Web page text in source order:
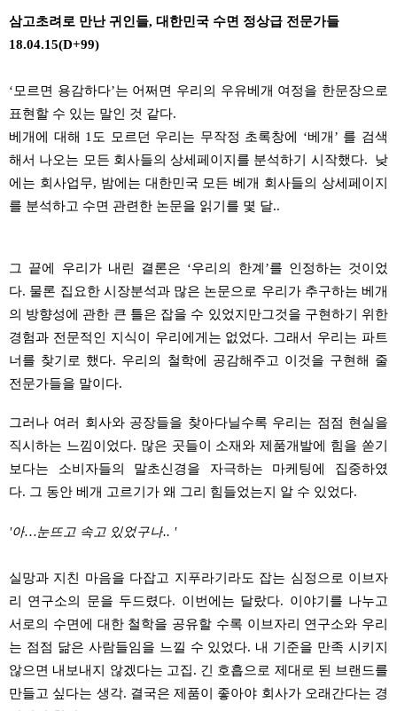
삼고초려로 만난 귀인들, 대한민국 수면 정상급 전문가들
18.04.15(D+99)
‘모르면 용감하다’는 어쩌면 우리의 우유베개 여정을 한문장으로
표현할 수 있는 말인 것 같다.
베개에 대해 1 도 모르던 우리는 무작정 초록창에 ‘베개 ’ 를 검색
해서 나오는 모든 회사들의 상세페이지를 분석하기 시작했다.
낮
에는 회사업무, 밤에는 대한민국 모든 베개 회사들의상세페이지
를 분석하고 수면 관련한 논문을 읽기를 몇 달..
그 끝에 우리가 내린 결론은 ‘우리의 한계 ’를 인정하는 것이었
다. 물론 집요한 시장분석과 많은 논문으로 우리가 추구하는 베개
의 방향성에 관한 큰 틀은 잡을 수 있었지만그것을 구현하기 위한
경험과 전문적인 지식이 우리에게는 없었다. 그래서 우리는 파트
너를 찾기로 했다. 우리의 철학에 공감해주고 이것을 구현해 줄
전문가들을 말이다.
그러나 여러 회사와 공장들을 찾아다닐수록 우리는 점점 현실을
직시하는 느낌이었다. 많은 곳들이 소재와 제품개발에 힘을 쏟기
보다는 소비자들의 말초신경을 자극하는 마케팅에 집중하였
다. 그 동안 베개 고르기가 왜 그리 힘들었는지 알 수 있었다.
'아…눈뜨고 속고 있었구나.. '
실망과 지친 마음을 다잡고 지푸라기라도 잡는 심정으로 이브자
리 연구소의 문을 두드렸다. 이번에는 달랐다. 이야기를 나누고
서로의 수면에 대한 철학을 공유할 수록 이브자리 연구소와 우리
는 점점 닮은 사람들임을 느낄 수 있었다. 내 기준을 만족 시키지
않으면 내보내지 않겠다는 고집. 긴 호흡으로 제대로 된 브랜드를
만들고 싶다는 생각. 결국은 제품이 좋아야 회사가 오래간다는 경